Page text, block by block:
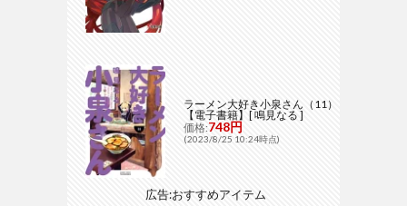
ラーメン大好き小泉さん（11）
【電子書籍】[ 鳴見なる ]
価格:748円
(2023/8/25 10:24時点)
広告:おすすめアイテム